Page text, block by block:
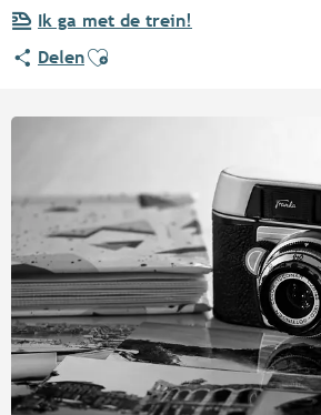
Ik ga met de trein!
DelenAjouter aux favoris